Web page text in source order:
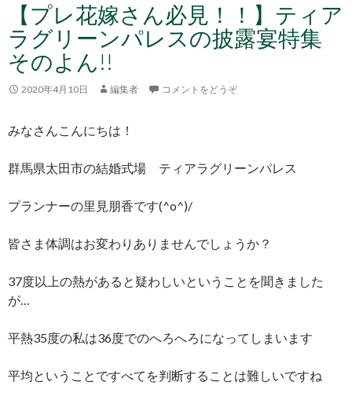
【プレ花嫁さん必見！！】ティア
ラグリーンパレスの披露宴特集
そのよん!!
2020年4月10日 編集者 コメントをどうぞ
みなさんこんにちは！
群馬県太田市の結婚式場 ティアラグリーンパレス
プランナーの里見朋香です(^o^)/
皆さま体調はお変わりありませんでしょうか？
37度以上の熱があると疑わしいということを聞きました
が…
平熱35度の私は36度でのへろへろになってしまいます
平均ということですべてを判断することは難しいですね